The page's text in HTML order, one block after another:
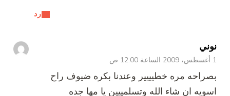
رد
نوني
1 أغسطس، 2009 الساعة 12:00 ص
بصراحه مره خطيييير وعندنا بكره ضيوف راح
اسويه ان شاء الله وتسلمييين يا مها جده